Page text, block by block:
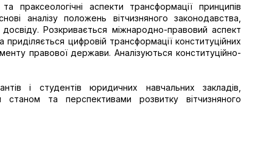
праксеологічні аспекти трансформації принципів
аналізу положень вітчизняного законодавства,
Розкривається міжнародно-правовий аспект
цифровій трансформації конституційних
правової держави. Аналізуються конституційно-
і студентів юридичних навчальних закладів,
та перспективами розвитку вітчизняного